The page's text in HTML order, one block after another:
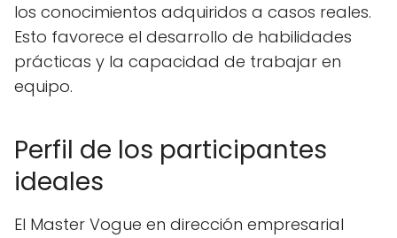
los conocimientos adquiridos a casos reales.
Esto favorece el desarrollo de habilidades
prácticas y la capacidad de trabajar en
equipo.
Perfil de los participantes
ideales
El Master Vogue en dirección empresarial